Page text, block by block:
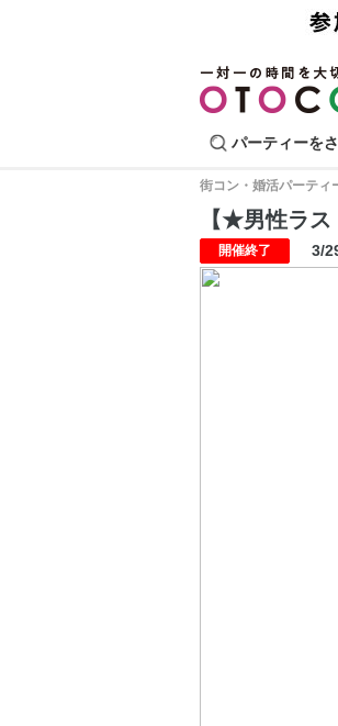
パーティーを
街コン・婚活パーティ
【★男性ラ
開催終了 3/